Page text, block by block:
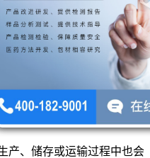
料药合成的起始物料、反
、储存或运输过程中也会